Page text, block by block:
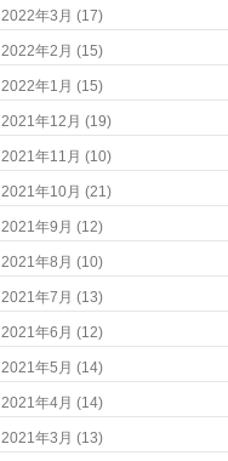
2022年3月 (17)
2022年2月 (15)
2022年1月 (15)
2021年12月 (19)
2021年11月 (10)
2021年10月 (21)
2021年9月 (12)
2021年8月 (10)
2021年7月 (13)
2021年6月 (12)
2021年5月 (14)
2021年4月 (14)
2021年3月 (13)